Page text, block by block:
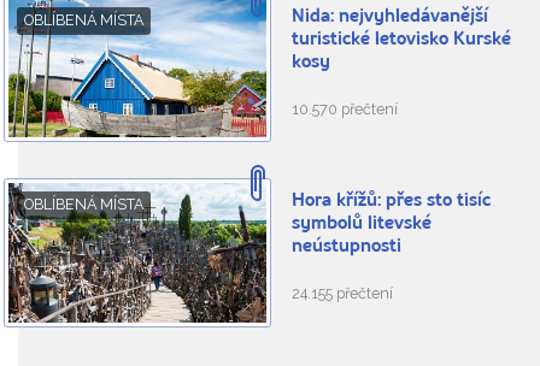
OBLÍBENÁ MÍSTA
Nida: nejvyhledávanější
turistické letovisko Kurské
kosy
10.570 přečtení
OBLÍBENÁ MÍSTA
Hora křížů: přes sto tisíc
symbolů litevské
neústupnosti
24.155 přečtení